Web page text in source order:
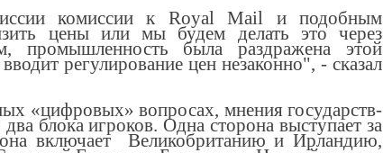
комиссии к Royal Mail и подобным
цены или мы будем делать это через
промышленность была раздражена этой
регулирование цен незаконно", - сказал
«цифровых» вопросах, мнения государств-
блока игроков. Одна сторона выступает за
включает Великобританию и Ирландию,